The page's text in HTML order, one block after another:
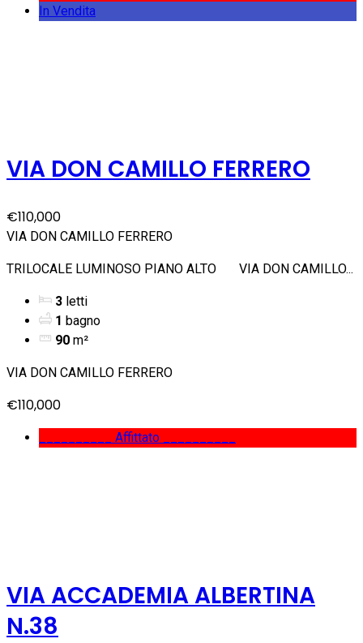
In Vendita
VIA DON CAMILLO FERRERO
€110,000
VIA DON CAMILLO FERRERO
TRILOCALE LUMINOSO PIANO ALTO VIA DON CAMILLO...
3 letti
1 bagno
90 m²
VIA DON CAMILLO FERRERO
€110,000
__________ Affittato __________
VIA ACCADEMIA ALBERTINA
N.38